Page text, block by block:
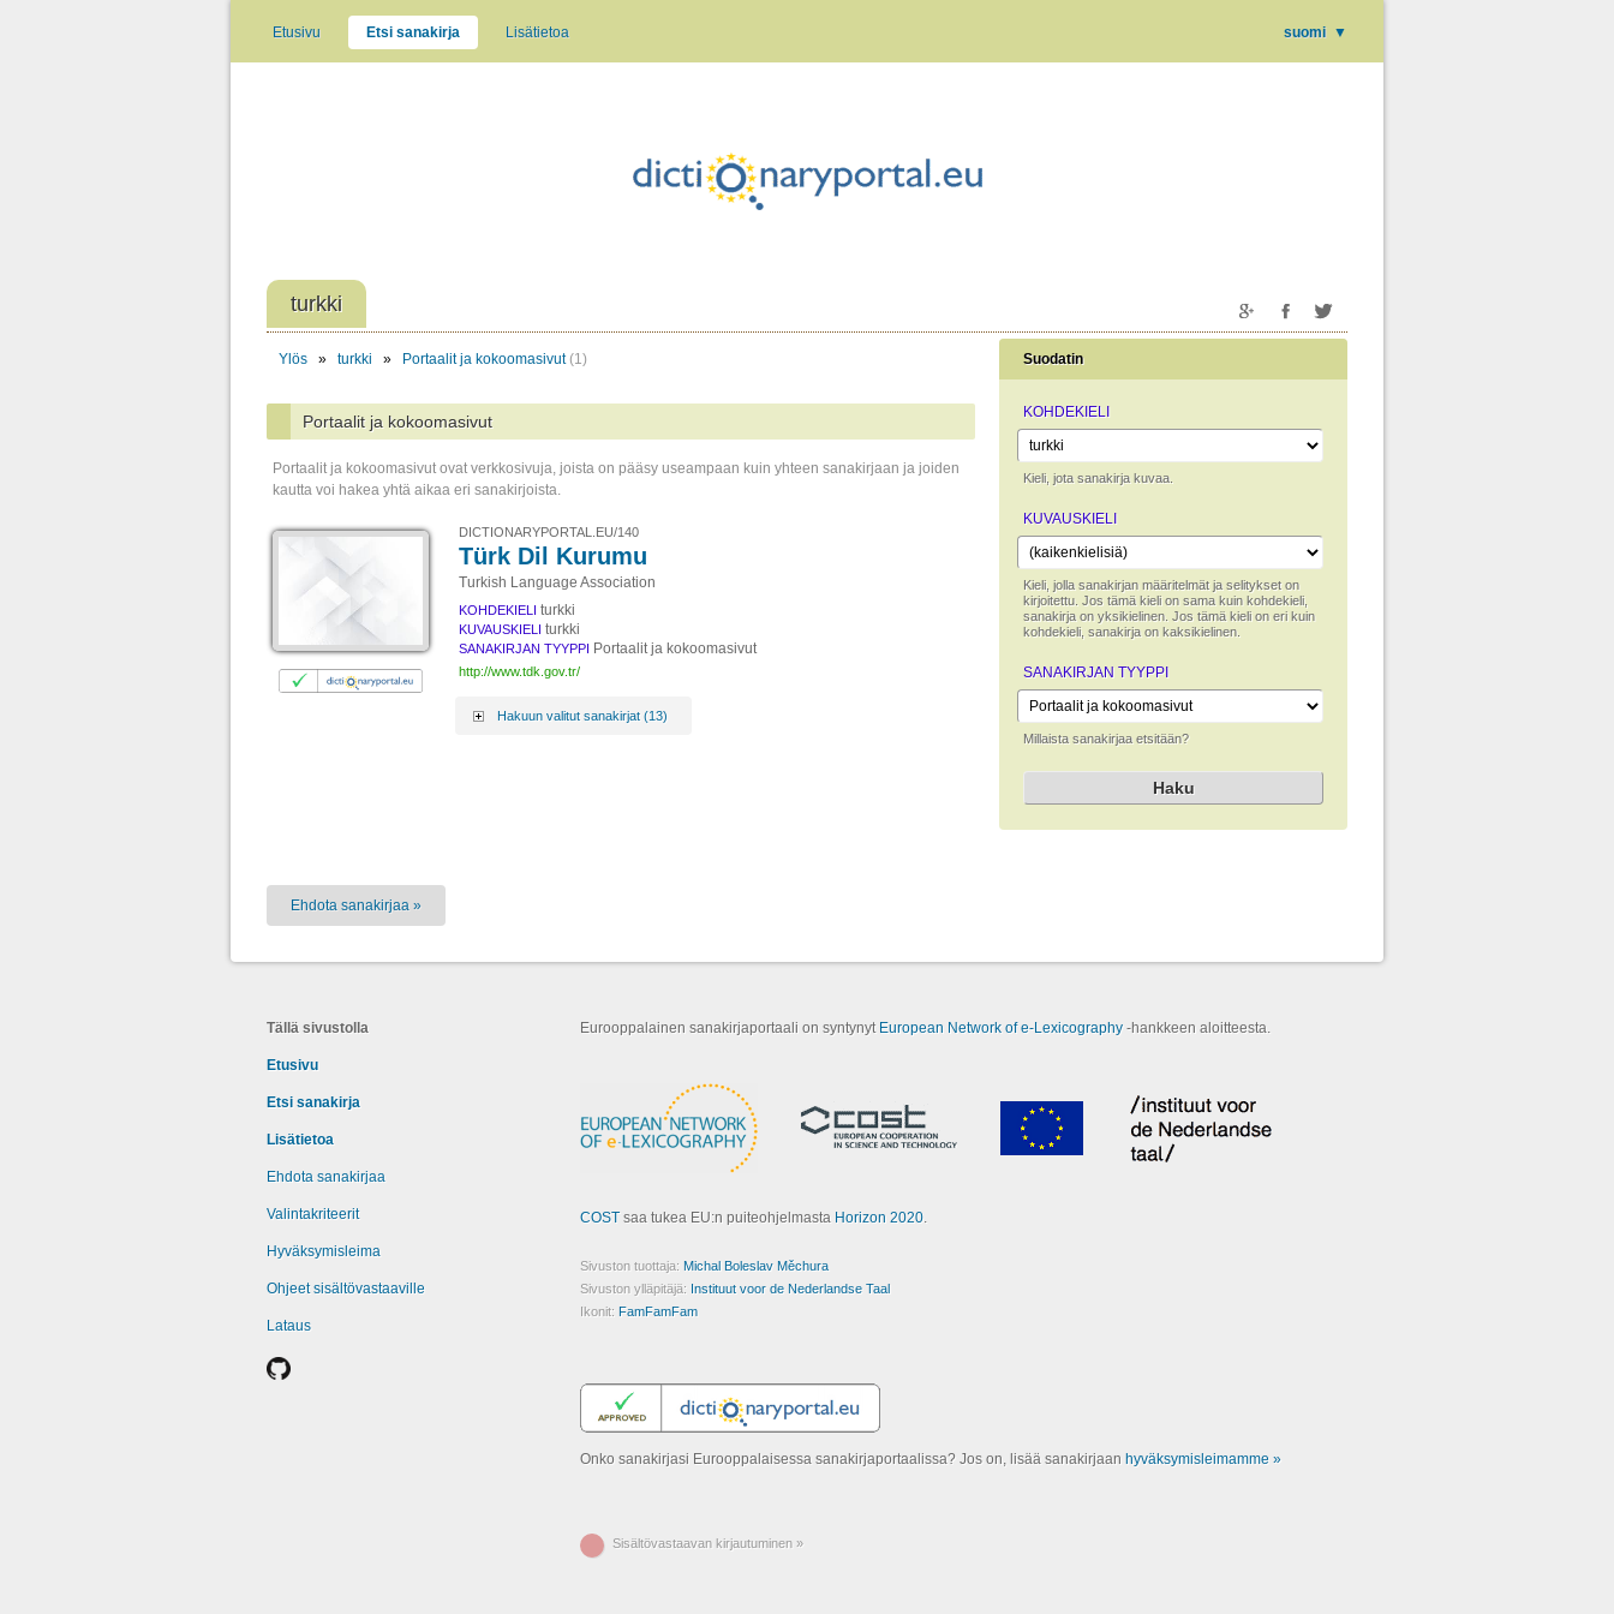
Etusivu Etsi sanakirja Lisätietoa suomi ▼
turkki
Suodatin
KOHDEKIELI
Kieli, jota sanakirja kuvaa.
KUVAUSKIELI
Kieli, jolla sanakirjan määritelmät ja selitykset on
kirjoitettu. Jos tämä kieli on sama kuin kohdekieli,
sanakirja on yksikielinen. Jos tämä kieli on eri kuin
kohdekieli, sanakirja on kaksikielinen.
SANAKIRJAN TYYPPI
Millaista sanakirjaa etsitään?
Ylös » turkki » Portaalit ja kokoomasivut (1)
Portaalit ja kokoomasivut
Portaalit ja kokoomasivut ovat verkkosivuja, joista on pääsy useampaan kuin yhteen sanakirjaan ja joiden
kautta voi hakea yhtä aikaa eri sanakirjoista.
DICTIONARYPORTAL.EU/140
Türk Dil Kurumu
Turkish Language Association
KOHDEKIELI turkki
KUVAUSKIELI turkki
SANAKIRJAN TYYPPI Portaalit ja kokoomasivut
http://www.tdk.gov.tr/
Hakuun valitut sanakirjat (13)
Ehdota sanakirjaa »
Tällä sivustolla
Etusivu
Etsi sanakirja
Lisätietoa
Ehdota sanakirjaa
Valintakriteerit
Hyväksymisleima
Ohjeet sisältövastaaville
Lataus
Eurooppalainen sanakirjaportaali on syntynyt European Network of e-Lexicography ‑hankkeen aloitteesta.
COSTsaa tukea EU:n puiteohjelmasta Horizon 2020.
Sivuston tuottaja: Michal Boleslav Měchura
Sivuston ylläpitäjä: Instituut voor de Nederlandse Taal
Ikonit: FamFamFam
Onko sanakirjasi Eurooppalaisessa sanakirjaportaalissa? Jos on, lisää sanakirjaan hyväksymisleimamme »
Sisältövastaavan kirjautuminen »